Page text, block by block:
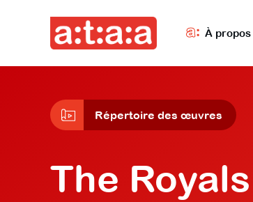
À propos
Répertoire des œuvres
The Royals